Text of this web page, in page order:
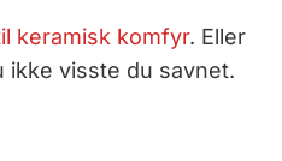
keramisk komfyr. Eller
ikke visste du savnet.